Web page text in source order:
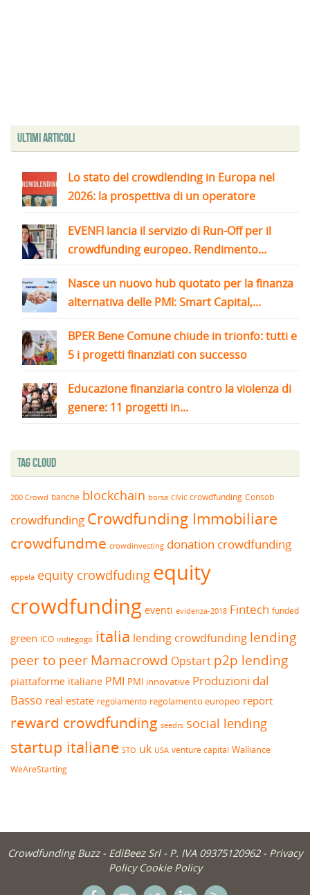
Ultimi articoli
Lo stato del crowdlending in Europa nel
2026: la prospettiva di un operatore
EVENFI lancia il servizio di Run-Off per il
crowdfunding europeo. Rendimento...
Nasce un nuovo hub quotato per la finanza
alternativa delle PMI: Smart Capital,...
BPER Bene Comune chiude in trionfo: tutti e
5 i progetti finanziati con successo
Educazione finanziaria contro la violenza di
genere: 11 progetti in...
Tag Cloud
200 Crowd banche blockchain borsa civic crowdfunding Consob
crowdfunding Crowdfunding Immobiliare
crowdfundme crowdinvesting donation crowdfunding
eppela equity crowdfuding equity
crowdfunding eventi evidenza-2018 Fintech funded
green ICO indiegogo italia lending crowdfunding lending
peer to peerMamacrowd Opstart p2p lending
piattaforme italiane PMI PMI innovative Produzioni dal
Basso real estate regolamento regolamento europeo report
reward crowdfunding seedrs social lending
startup italiane STO uk USA venture capital Walliance
WeAreStarting
Crowdfunding Buzz - EdiBeez Srl - P. IVA 09375120962 - Privacy
Policy Cookie Policy